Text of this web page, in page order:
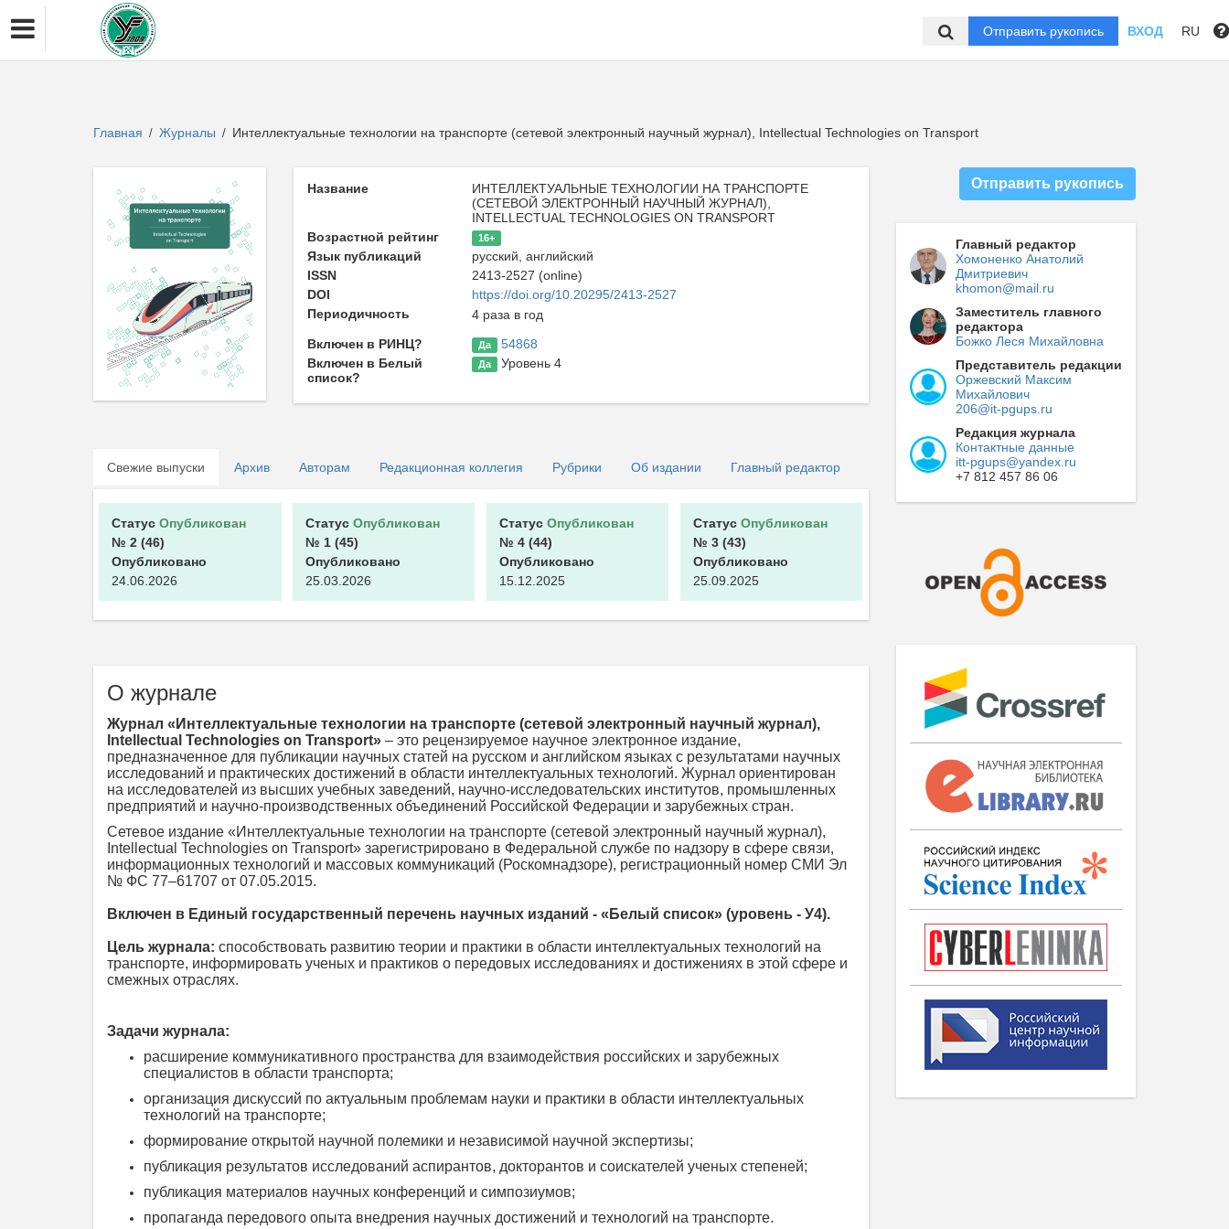
Отправить рукопись ВХОД RU
Главная / Журналы / Интеллектуальные технологии на транспорте (сетевой электронный научный журнал), Intellectual Technologies on Transport
Название
ИНТЕЛЛЕКТУАЛЬНЫЕ ТЕХНОЛОГИИ НА ТРАНСПОРТЕ
(СЕТЕВОЙ ЭЛЕКТРОННЫЙ НАУЧНЫЙ ЖУРНАЛ),
INTELLECTUAL TECHNOLOGIES ON TRANSPORT
Возрастной рейтинг
16+
Язык публикаций
русский, английский
ISSN
2413-2527 (online)
DOI
https://doi.org/10.20295/2413-2527
Периодичность
4 раза в год
Включен в РИНЦ?
Да
54868
Включен в Белый
список?
Да Уровень 4
Свежие выпуски Архив Авторам Редакционная коллегия Рубрики Об издании Главный редактор
Статус Опубликован
№ 2 (46)
Опубликовано
24.06.2026
Статус Опубликован
№ 1 (45)
Опубликовано
25.03.2026
Статус Опубликован
№ 4 (44)
Опубликовано
15.12.2025
Статус Опубликован
№ 3 (43)
Опубликовано
25.09.2025
О журнале
Журнал «Интеллектуальные технологии на транспорте (сетевой электронный научный журнал),
Intellectual Technologies on Transport» – это рецензируемое научное электронное издание,
предназначенное для публикации научных статей на русском и английском языках с результатами научных
исследований и практических достижений в области интеллектуальных технологий. Журнал ориентирован
на исследователей из высших учебных заведений, научно-исследовательских институтов, промышленных
предприятий и научно-производственных объединений Российской Федерации и зарубежных стран.
Сетевое издание «Интеллектуальные технологии на транспорте (сетевой электронный научный журнал),
Intellectual Technologies on Transport» зарегистрировано в Федеральной службе по надзору в сфере связи,
информационных технологий и массовых коммуникаций (Роскомнадзоре), регистрационный номер СМИ Эл
№ ФС 77–61707 от 07.05.2015.
Включен в Единый государственный перечень научных изданий - «Белый список» (уровень - У4).
Цель журнала: способствовать развитию теории и практики в области интеллектуальных технологий на
транспорте, информировать ученых и практиков о передовых исследованиях и достижениях в этой сфере и
смежных отраслях.
Задачи журнала:
расширение коммуникативного пространства для взаимодействия российских и зарубежных
специалистов в области транспорта;
организация дискуссий по актуальным проблемам науки и практики в области интеллектуальных
технологий на транспорте;
формирование открытой научной полемики и независимой научной экспертизы;
публикация результатов исследований аспирантов, докторантов и соискателей ученых степеней;
публикация материалов научных конференций и симпозиумов;
пропаганда передового опыта внедрения научных достижений и технологий на транспорте.
Отправить рукопись
Главный редактор
Хомоненко Анатолий
Дмитриевич
khomon@mail.ru
Заместитель главного
редактора
Божко Леся Михайловна
Представитель редакции
Оржевский Максим
Михайлович
206@it-pgups.ru
Редакция журнала
Контактные данные
itt-pgups@yandex.ru
+7 812 457 86 06